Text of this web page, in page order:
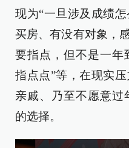
现为“一旦涉及成绩
买房、有没有对象，
要指点，但不是一年
指点点”等，在现实
亲戚、乃至不愿意过
的选择。